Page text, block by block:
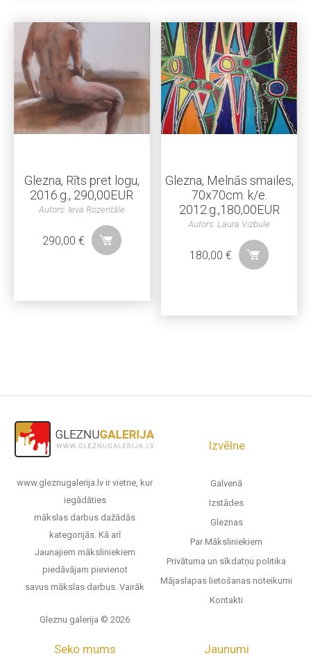
Glezna, Rīts pret logu,
2016.g., 290,00EUR
Autors: Ieva Rozentāle
290,00 €
Glezna, Melnās smailes,
70x70cm. k/e.
2012.g.,180,00EUR
Autors: Laura Vizbule
180,00€
www.gleznugalerija.lv ir vietne, kur
iegādāties
mākslas darbus dažādās
kategorijās. Kā arī
Jaunajiem māksliniekiem
piedāvājam pievienot
savus mākslas darbus. Vairāk
Gleznu galerija © 2026
Izvēlne
Galvenā
Izstādes
Gleznas
Par Māksliniekiem
Privātuma un sīkdatņu politika
Mājaslapas lietošanas noteikumi
Kontakti
Seko mums Jaunumi